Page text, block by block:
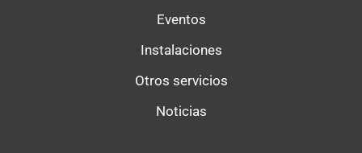
Eventos
Instalaciones
Otros servicios
Noticias